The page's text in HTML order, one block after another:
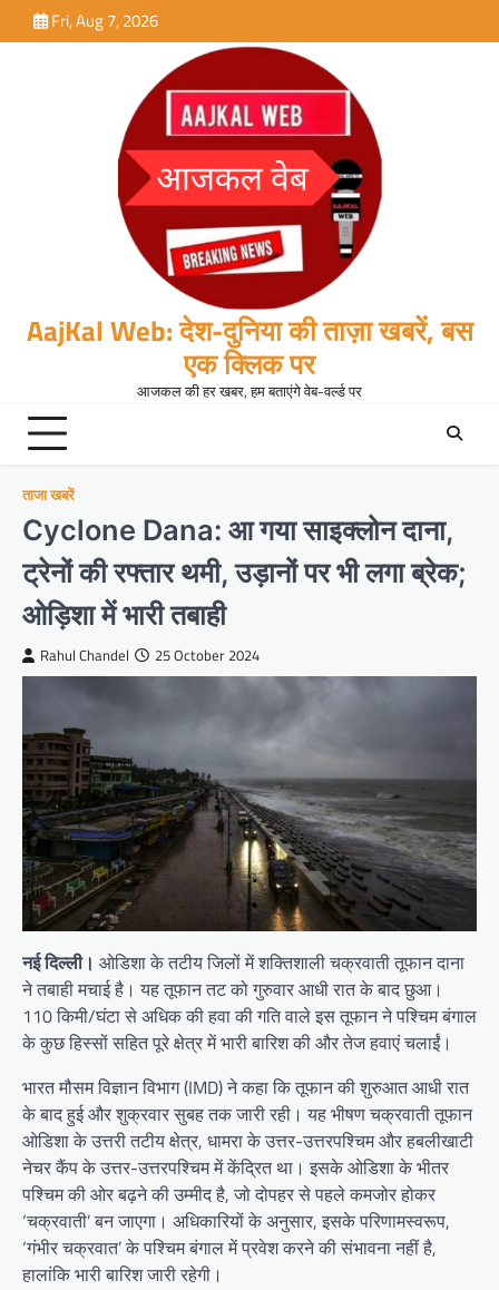
to
Fri, Aug 7, 2026
AajKal Web: देश-दुनिया की ताज़ा खबरें, बस
एक क्लिक पर
आजकल की हर खबर, हम बताएंगे वेब-वर्ल्ड पर
ताजा खबरें
Cyclone Dana: आ गया साइक्लोन दाना,
ट्रेनों की रफ्तार थमी, उड़ानों पर भी लगा ब्रेक;
ओड़िशा में भारी तबाही
Rahul Chandel 25 October 2024
नई दिल्ली। ओडिशा के तटीय जिलों में शक्तिशाली चक्रवाती तूफान दाना
ने तबाही मचाई है। यह तूफान तट को गुरुवार आधी रात के बाद छुआ।
110 किमी/घंटा से अधिक की हवा की गति वाले इस तूफान ने पश्चिम बंगाल
के कुछ हिस्सों सहित पूरे क्षेत्र में भारी बारिश की और तेज हवाएं चलाईं।
भारत मौसम विज्ञान विभाग (IMD) ने कहा कि तूफान की शुरुआत आधी रात
के बाद हुई और शुक्रवार सुबह तक जारी रही। यह भीषण चक्रवाती तूफान
ओडिशा के उत्तरी तटीय क्षेत्र, धामरा के उत्तर-उत्तरपश्चिम और हबलीखाटी
नेचर कैंप के उत्तर-उत्तरपश्चिम में केंद्रित था। इसके ओडिशा के भीतर
पश्चिम की ओर बढ़ने की उम्मीद है, जो दोपहर से पहले कमजोर होकर
‘चक्रवाती’ बन जाएगा। अधिकारियों के अनुसार, इसके परिणामस्वरूप,
‘गंभीर चक्रवात’ के पश्चिम बंगाल में प्रवेश करने की संभावना नहीं है,
हालांकि भारी बारिश जारी रहेगी।